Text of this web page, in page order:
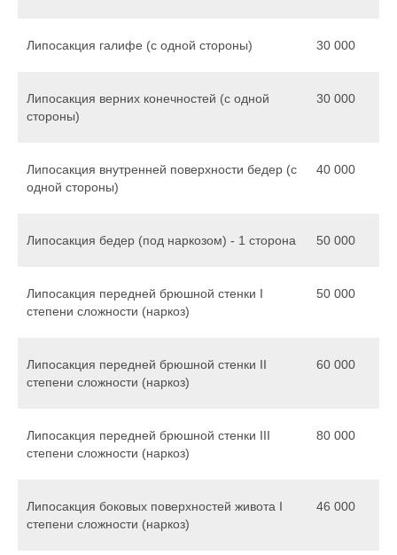
Липосакция галифе (с одной стороны) 30 000
Липосакция верних конечностей (с одной
стороны)
30 000
Липосакция внутренней поверхности бедер (с
одной стороны)
40 000
Липосакция бедер (под наркозом) - 1 сторона 50 000
Липосакция передней брюшной стенки I
степени сложности (наркоз)
50 000
Липосакция передней брюшной стенки II
степени сложности (наркоз)
60 000
Липосакция передней брюшной стенки III
степени сложности (наркоз)
80 000
Липосакция боковых поверхностей живота I
степени сложности (наркоз)
46 000